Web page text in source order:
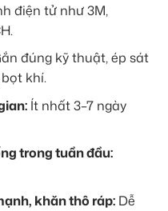
điện tử như 3M,
đúng kỹ thuật, ép sát
khí.
Ít nhất 3–7 ngày
trong tuần đầu:
khăn thô ráp: Dễ